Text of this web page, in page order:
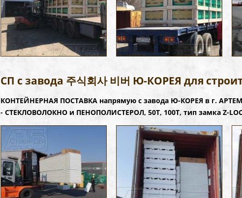
СП с завода 주식회사 비버 Ю-КОРЕЯ для
КОНТЕЙНЕРНАЯ ПОСТАВКА напрямую с завода Ю-КОРЕЯ в г.
- СТЕКЛОВОЛОКНО и ПЕНОПОЛИСТЕРОЛ, 50Т, 100Т, тип замка Z-LOCK